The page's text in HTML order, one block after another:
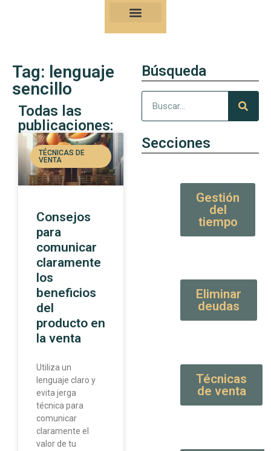
Tag: lenguaje
sencillo
Todas las
publicaciones:
TÉCNICAS DE
VENTA
Consejos
para
comunicar
claramente
los
beneficios
del
producto en
la venta
Utiliza un
lenguaje claro y
evita jerga
técnica para
comunicar
claramente el
valor de tu
Búsqueda
Secciones
Gestión
del
tiempo
Eliminar
deudas
Técnicas
de venta